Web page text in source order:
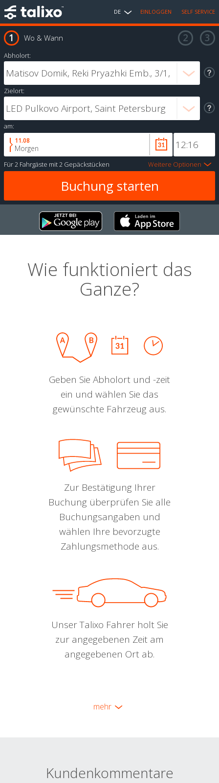
DE EINLOGGEN SELF SERVICE
Wo & Wann
Abholort:
Zielort:
am:
11.08
Morgen
Für2 Fahrgäste mit2 Gepäckstücken Weitere Optionen
Wie funktioniert das
Ganze?
Geben Sie Abholort und -zeit
ein und wählen Sie das
gewünschte Fahrzeug aus.
Zur Bestätigung Ihrer
Buchung überprüfen Sie alle
Buchungsangaben und
wählen Ihre bevorzugte
Zahlungsmethode aus.
Unser Talixo Fahrer holt Sie
zur angegebenen Zeit am
angegebenen Ort ab.
mehr
Kundenkommentare